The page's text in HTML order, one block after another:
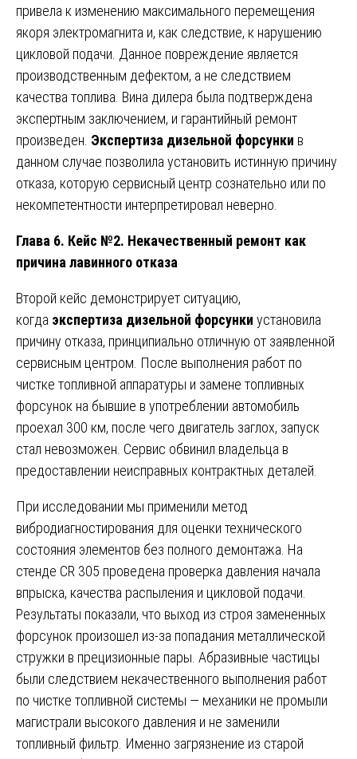
привела к изменению максимального перемещения
якоря электромагнита и, как следствие, к нарушению
цикловой подачи. Данное повреждение является
производственным дефектом, а не следствием
качества топлива. Вина дилера была подтверждена
экспертным заключением, и гарантийный ремонт
произведен. Экспертиза дизельной форсунки в
данном случае позволила установить истинную причину
отказа, которую сервисный центр сознательно или по
некомпетентности интерпретировал неверно.
Глава 6. Кейс №2. Некачественный ремонт как
причина лавинного отказа
Второй кейс демонстрирует ситуацию,
когда экспертиза дизельной форсунки установила
причину отказа, принципиально отличную от заявленной
сервисным центром. После выполнения работ по
чистке топливной аппаратуры и замене топливных
форсунок на бывшие в употреблении автомобиль
проехал 300 км, после чего двигатель заглох, запуск
стал невозможен. Сервис обвинил владельца в
предоставлении неисправных контрактных деталей.
При исследовании мы применили метод
вибродиагностирования для оценки технического
состояния элементов без полного демонтажа. На
стенде CR 305 проведена проверка давления начала
впрыска, качества распыления и цикловой подачи.
Результаты показали, что выход из строя замененных
форсунок произошел из-за попадания металлической
стружки в прецизионные пары. Абразивные частицы
были следствием некачественного выполнения работ
по чистке топливной системы — механики не промыли
магистрали высокого давления и не заменили
топливный фильтр. Именно загрязнение из старой